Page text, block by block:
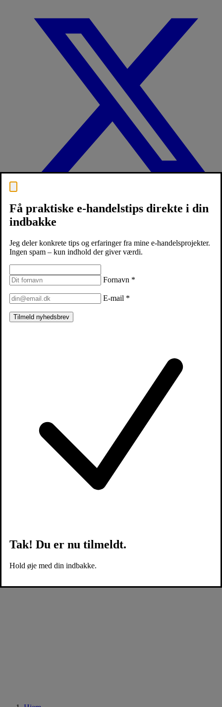
Få praktiske e-handelstips direkte i din
indbakke
Jeg deler konkrete tips og erfaringer fra mine e-handelsprojekter.
Ingen spam – kun indhold der giver værdi.
Fornavn *
E-mail *
Tilmeld nyhedsbrev
Tak! Du er nu tilmeldt.
Hold øje med din indbakke.